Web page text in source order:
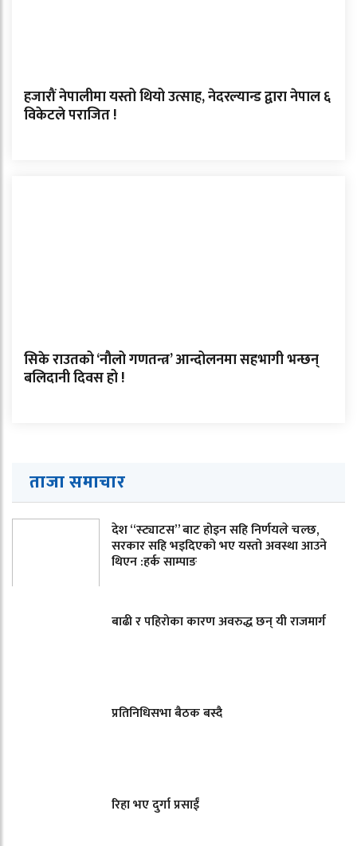
हजारौं नेपालीमा यस्तो थियो उत्साह, नेदरल्यान्ड द्वारा नेपाल ६
विकेटले पराजित !
सिके राउतको ‘नौलो गणतन्त्र’ आन्दोलनमा सहभागी भन्छन्
बलिदानी दिवस हो !
ताजा समाचार
देश “स्ट्याटस” बाट होइन सहि निर्णयले चल्छ,
सरकार सहि भइदिएको भए यस्तो अवस्था आउने
थिएन :हर्क साम्पाङ
बाढी र पहिरोका कारण अवरुद्ध छन् यी राजमार्ग
प्रतिनिधिसभा बैठक बस्दै
रिहा भए दुर्गा प्रसाईं